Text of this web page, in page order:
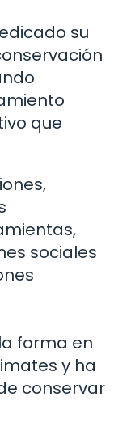
su
que
sociales
forma en
y ha
conservar